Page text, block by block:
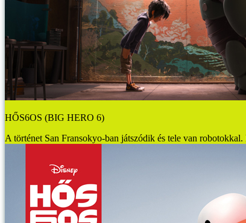
HŐS6OS (BIG HERO 6)
A történet San Fransokyo-ban játszódik és tele van